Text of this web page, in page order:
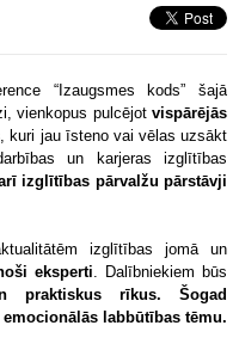
“Izaugsmes kods” šajā
vienkopus pulcējotvispārējās
, kuri jau īsteno vai vēlas uzsākt
un karjeras izglītības
izglītības pārvalžu pārstāvji
izglītības jomā un
eksperti. Dalībniekiem būs
praktiskus rīkus. Šogad
labbūtības tēmu.